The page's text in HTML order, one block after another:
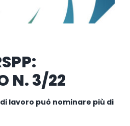
CONTATTI
N. 3/22
lavoro può nominare più di